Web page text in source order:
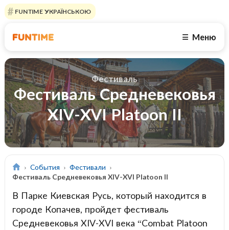
FUNTIME УКРАЇНСЬКОЮ
☰ Меню
Фестиваль
Фестиваль Средневековья
XIV-XVI Platoon II
События
Фестивали
Фестиваль Средневековья XIV-XVI Platoon II
В Парке Киевская Русь, который находится в
городе Копачев, пройдет фестиваль
Средневековья ХIV-XVI века “Combat Platoon